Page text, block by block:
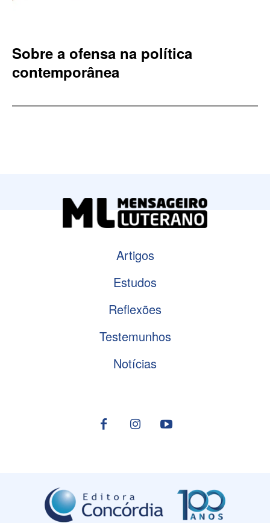
Sobre a ofensa na política
contemporânea
Artigos
Estudos
Reflexões
Testemunhos
Notícias